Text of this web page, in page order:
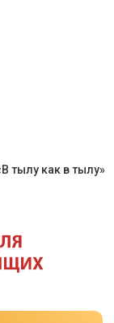
тылу как в тылу»